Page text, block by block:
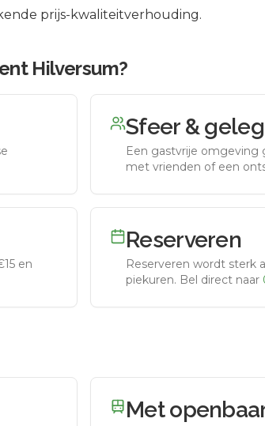
prijs-kwaliteitverhouding.
Hilversum?
Sfeer &
Een gastvrije omgeving
met vrienden of een
en
Reserveren
Reserveren wordt sterk
piekuren. Bel direct naar
Met